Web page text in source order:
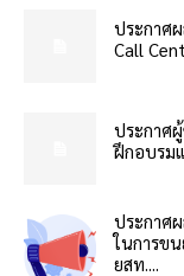
ประกาศ
Call
ประกาศ
ฝึกอบรม
ประกาศ
ในการข
ยสท....